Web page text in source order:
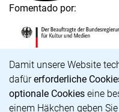
Damit unsere Website
dafürerforderliche
optionale Cookies eine
einem Häkchen geben
Fomentado por:
Carreira profissional